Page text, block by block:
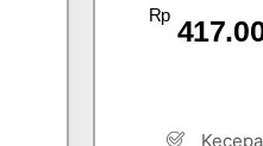
Rp